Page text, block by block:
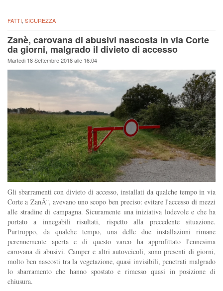
FATTI SICUREZZA
Zanè, carovana di abusivi nascosta in via Corte
da giorni, malgrado il divieto di accesso
Martedi 18 Settembre 2018 alle 16:04
Gli sbarramenti con divieto di accesso, installati da qualche tempo in via
Corte a ZanÃ¨, avevano uno scopo ben preciso: evitare l'accesso di mezzi
alle stradine di campagna. Sicuramente una iniziativa lodevole e che ha
portato a innegabili risultati, rispetto alla precedente situazione.
Purtroppo, da qualche tempo, una delle due installazioni rimane
perennemente aperta e di questo varco ha approfittato l'ennesima
carovana di abusivi. Camper e altri autoveicoli, sono presenti di giorni,
molto ben nascosti tra la vegetazione, quasi invisibili, penetrati malgrado
lo sbarramento che hanno spostato e rimesso quasi in posizione di
chiusura.